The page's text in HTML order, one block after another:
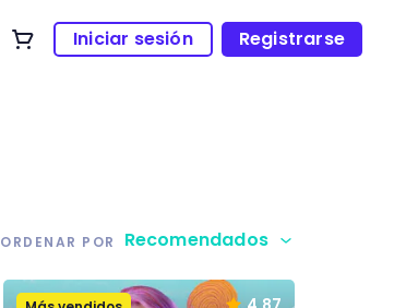
Iniciar sesión Registrarse
ORDENAR POR Recomendados